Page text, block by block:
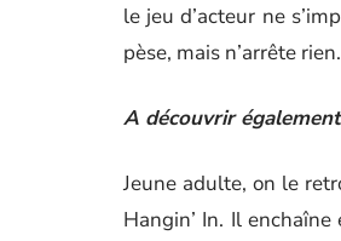
le jeu d’acteur ne
pèse, mais n’arrête rien.
A découvrir
Jeune adulte, on le
Hangin’ In. Il